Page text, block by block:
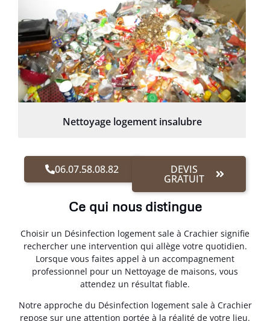
Nettoyage logement insalubre
06.07.58.08.82 DEVIS
GRATUIT
Ce qui nous distingue
Choisir un Désinfection logement sale à Crachier signifie
rechercher une intervention qui allège votre quotidien.
Lorsque vous faites appel à un accompagnement
professionnel pour un Nettoyage de maisons, vous
attendez un résultat fiable.
Notre approche du Désinfection logement sale à Crachier
repose sur une attention portée à la réalité de votre lieu.